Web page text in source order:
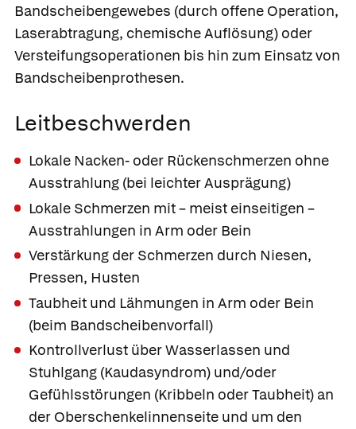
Bandscheibengewebes (durch offene Operation,
Laserabtragung, chemische Auflösung) oder
Versteifungsoperationen bis hin zum Einsatz von
Bandscheibenprothesen.
Leitbeschwerden
Lokale Nacken- oder Rückenschmerzen ohne
Ausstrahlung (bei leichter Ausprägung)
Lokale Schmerzen mit – meist einseitigen –
Ausstrahlungen in Arm oder Bein
Verstärkung der Schmerzen durch Niesen,
Pressen, Husten
Taubheit und Lähmungen in Arm oder Bein
(beim Bandscheibenvorfall)
Kontrollverlust über Wasserlassen und
Stuhlgang (Kaudasyndrom) und/oder
Gefühlsstörungen (Kribbeln oder Taubheit) an
der Oberschenkelinnenseite und um den